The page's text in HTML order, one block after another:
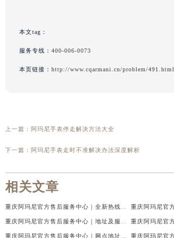
本文tag：
服务专线： 400-006-0073
本页链接： http://www.cqarmani.cn/problem/491.html
上一篇： 阿玛尼手表停走解决方法大全
下一篇： 阿玛尼手表走时不准解决办法深度解析
相关文章